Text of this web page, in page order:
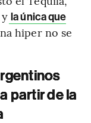
la única que
hiper no se
partir de la